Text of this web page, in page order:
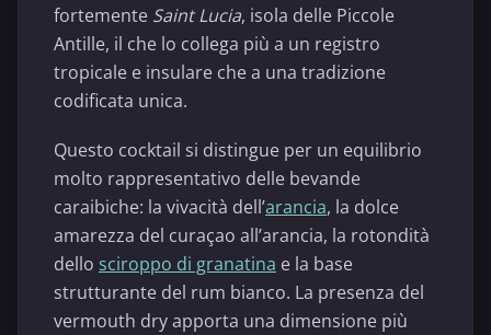
fortemente Saint Lucia, isola delle Piccole
Antille, il che lo collega più a un registro
tropicale e insulare che a una tradizione
codificata unica.
Questo cocktail si distingue per un equilibrio
molto rappresentativo delle bevande
caraibiche: la vivacità dell’arancia, la dolce
amarezza del curaçao all’arancia, la rotondità
dello sciroppo di granatina e la base
strutturante del rum bianco. La presenza del
vermouth dry apporta una dimensione più